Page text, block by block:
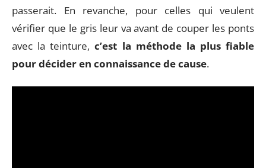
passerait. En revanche, pour celles qui veulent
vérifier que le gris leur va avant de couper les ponts
avec la teinture,c’est la méthode la plus fiable
pour décider en connaissance de cause.